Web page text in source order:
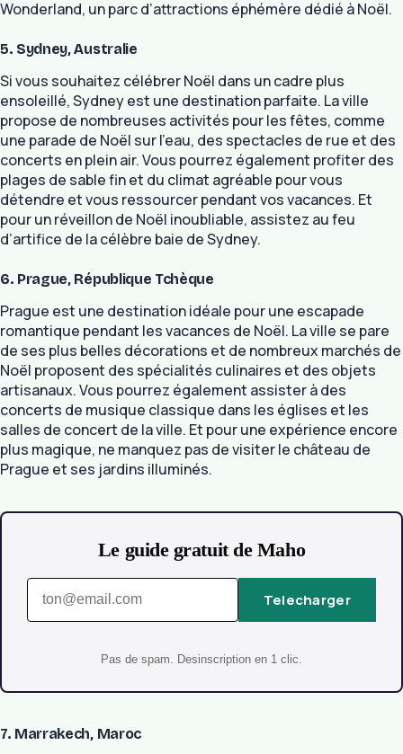
Wonderland, un parc d’attractions éphémère dédié à Noël.
5. Sydney, Australie
Si vous souhaitez célébrer Noël dans un cadre plus
ensoleillé, Sydney est une destination parfaite. La ville
propose de nombreuses activités pour les fêtes, comme
une parade de Noël sur l’eau, des spectacles de rue et des
concerts en plein air. Vous pourrez également profiter des
plages de sable fin et du climat agréable pour vous
détendre et vous ressourcer pendant vos vacances. Et
pour un réveillon de Noël inoubliable, assistez au feu
d’artifice de la célèbre baie de Sydney.
6. Prague, République Tchèque
Prague est une destination idéale pour une escapade
romantique pendant les vacances de Noël. La ville se pare
de ses plus belles décorations et de nombreux marchés de
Noël proposent des spécialités culinaires et des objets
artisanaux. Vous pourrez également assister à des
concerts de musique classique dans les églises et les
salles de concert de la ville. Et pour une expérience encore
plus magique, ne manquez pas de visiter le château de
Prague et ses jardins illuminés.
Le guide gratuit de Maho
Telecharger
Pas de spam. Desinscription en 1 clic.
7. Marrakech, Maroc